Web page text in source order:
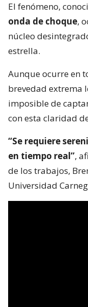
El fenómeno,
onda de choque,
núcleo
estrella.
Aunque ocurre en
brevedad extrema
imposible de
con esta claridad
“Se requiere
en tiempo real”,
de los trabajos,
Universidad